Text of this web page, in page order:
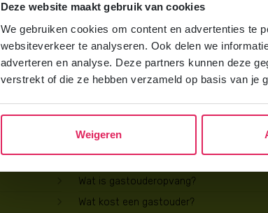
Deze website maakt gebruik van cookies
We gebruiken cookies om content en advertenties te
websiteverkeer te analyseren. Ook delen we
adverteren en analyse. Deze partners kunnen deze
verstrekt of die ze hebben verzameld op basis van je
Weigeren
Wat is gastouderopvang?
Wat kost een gastouder?